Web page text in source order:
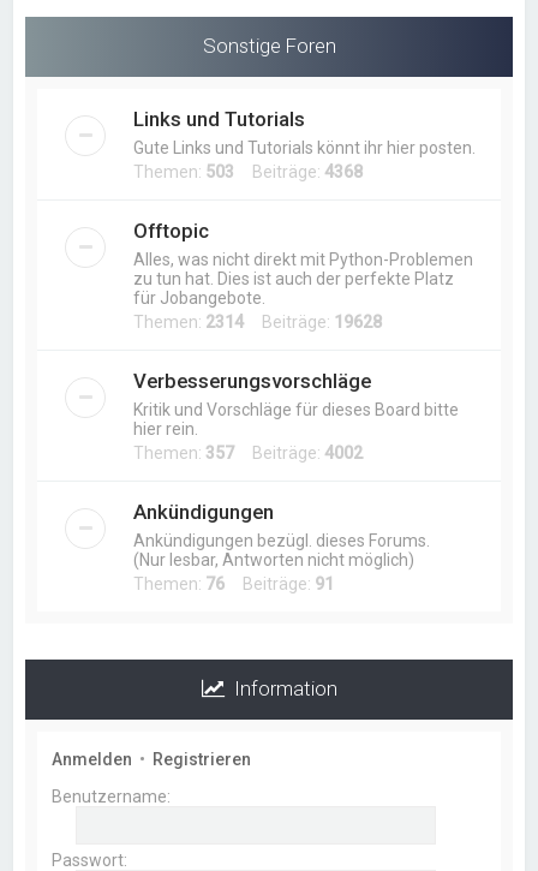
Sonstige Foren
Links und Tutorials
Gute Links und Tutorials könnt ihr hier posten.
Themen: 503 Beiträge:4368
Offtopic
Alles, was nicht direkt mit Python-Problemen
zu tun hat. Dies ist auch der perfekte Platz
für Jobangebote.
Themen: 2314 Beiträge: 19628
Verbesserungsvorschläge
Kritik und Vorschläge für dieses Board bitte
hier rein.
Themen: 357Beiträge:4002
Ankündigungen
Ankündigungen bezügl. dieses Forums.
(Nur lesbar, Antworten nicht möglich)
Themen: 76 Beiträge: 91
Information
Anmelden • Registrieren
Benutzername:
Passwort: